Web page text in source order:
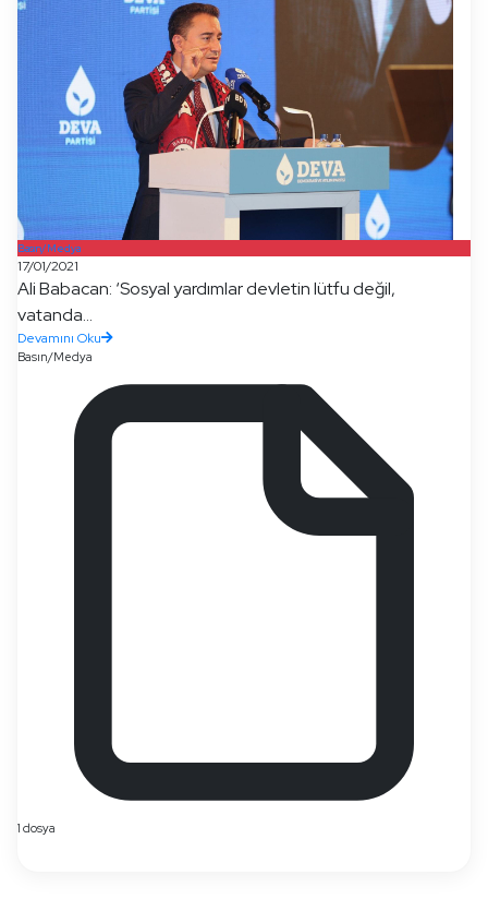
Basın/Medya
17/01/2021
Ali Babacan: ‘Sosyal yardımlar devletin lütfu değil,
vatanda...
Devamını Oku
Basın/Medya
1 dosya